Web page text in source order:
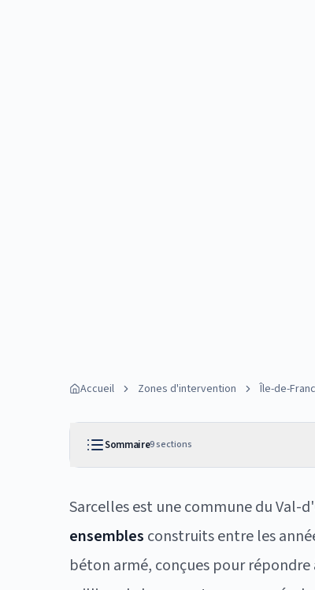
Accueil Zones d'intervention Île-de-
Sommaire9sections
Sarcelles est une commune du Val-
ensembles construits entre les
béton armé, conçues pour